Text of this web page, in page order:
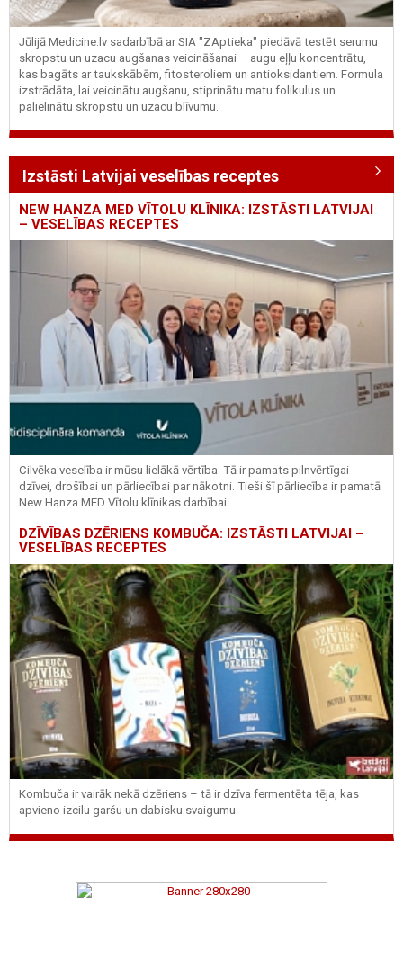
Jūlijā Medicine.lv sadarbībā ar SIA "ZAptieka" piedāvā testēt serumu
skropstu un uzacu augšanas veicināšanai – augu eļļu koncentrātu,
kas bagāts ar taukskābēm, fitosteroliem un antioksidantiem. Formula
izstrādāta, lai veicinātu augšanu, stiprinātu matu folikulus un
palielinātu skropstu un uzacu blīvumu.
Izstāsti Latvijai veselības receptes
NEW HANZA MED VĪTOLU KLĪNIKA: IZSTĀSTI LATVIJAI
– VESELĪBAS RECEPTES
Cilvēka veselība ir mūsu lielākā vērtība. Tā ir pamats pilnvērtīgai
dzīvei, drošībai un pārliecībai par nākotni. Tieši šī pārliecība ir pamatā
New Hanza MED Vītolu klīnikas darbībai.
DZĪVĪBAS DZĒRIENS KOMBUČA: IZSTĀSTI LATVIJAI –
VESELĪBAS RECEPTES
Kombuča ir vairāk nekā dzēriens – tā ir dzīva fermentēta tēja, kas
apvieno izcilu garšu un dabisku svaigumu.